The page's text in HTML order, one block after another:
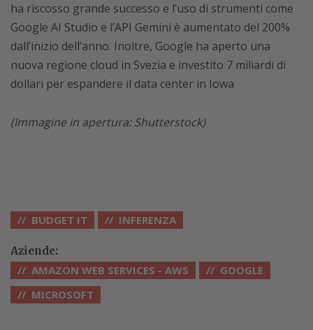
ha riscosso grande successo e l’uso di strumenti come
Google AI Studio e l’API Gemini è aumentato del 200%
dall’inizio dell’anno. Inoltre, Google ha aperto una
nuova regione cloud in Svezia e investito 7 miliardi di
dollari per espandere il data center in Iowa
(Immagine in apertura: Shutterstock)
BUDGET IT INFERENZA
Aziende:
AMAZON WEB SERVICES - AWS
GOOGLE
MICROSOFT